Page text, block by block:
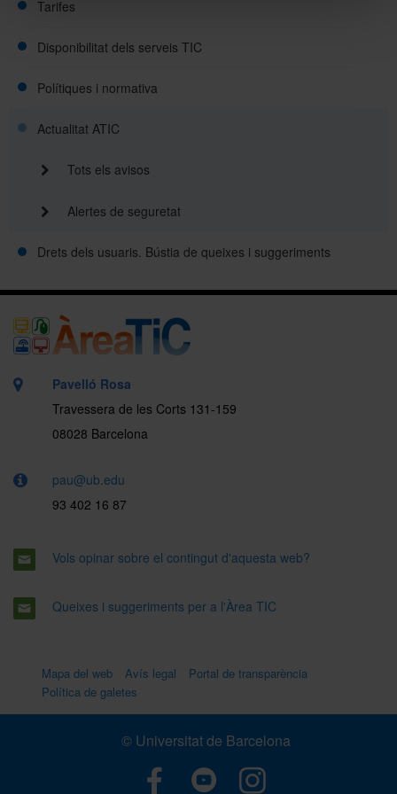
Tarifes
Disponibilitat dels serveis TIC
Polítiques i normativa
Actualitat ATIC
Tots els avisos
Alertes de seguretat
Drets dels usuaris. Bústia de queixes i suggeriments
Pavelló Rosa
Travessera de les Corts 131-159
08028 Barcelona
pau@ub.edu
93 402 16 87
Vols opinar sobre el contingut d'aquesta web?
Queixes i suggeriments per a l'Àrea TIC
Mapa del web Avís legal
Portal de transparència
Política de galetes
© Universitat de Barcelona